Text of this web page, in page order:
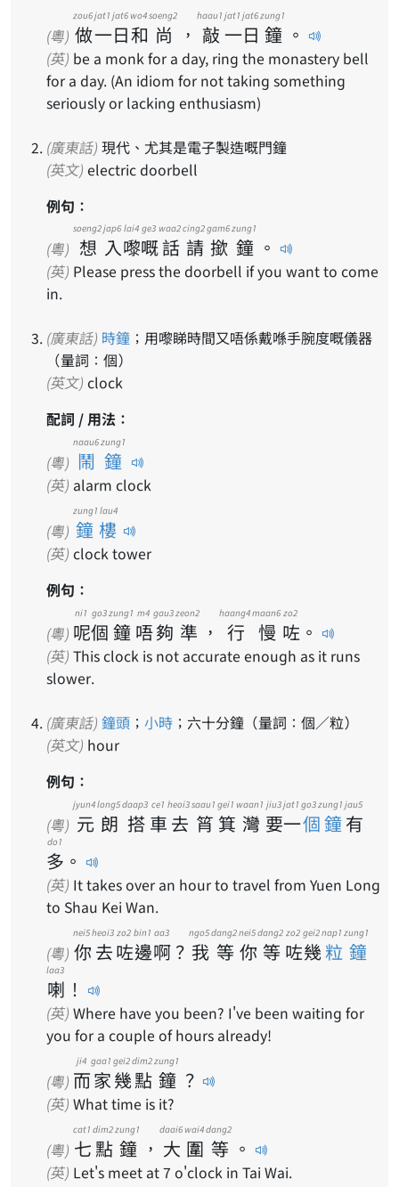
(粵) 做
zou6
一
jat1
日
jat6
和
wo4
尚
soeng2
， 敲
haau1
一
jat1
日
jat6
鐘
zung1
。
(英) be a monk for a day, ring the monastery bell
for a day. (An idiom for not taking something
seriously or lacking enthusiasm)
(廣東話) 現代、尤其是電子製造嘅門鐘
(英文) electric doorbell
例句：
(粵) 想
soeng2
入
jap6
嚟
lai4
嘅
ge3
話
waa2
請
cing2
撳
gam6
鐘
zung1
。
(英) Please press the doorbell if you want to come
in.
(廣東話) 時鐘 ；用嚟睇時間又唔係戴喺手腕度嘅儀器
（量詞：個）
(英文) clock
配詞 / 用法：
(粵) 鬧鐘
naau6 zung1
(英) alarm clock
(粵) 鐘樓
zung1 lau4
(英) clock tower
例句：
(粵) 呢
ni1
個
go3
鐘
zung1
唔
m4
夠
gau3
準
zeon2
， 行
haang4
慢
maan6
咗
zo2
。
(英) This clock is not accurate enough as it runs
slower.
(廣東話) 鐘頭 ； 小時 ；六十分鐘（量詞：個／粒）
(英文) hour
例句：
(粵) 元
jyun4
朗
long5
搭
daap3
車
ce1
去
heoi3
筲
saau1
箕
gei1
灣
waan1
要
jiu3
一
jat1
個鐘
go3 zung1
有
jau5
多
do1
。
(英) It takes over an hour to travel from Yuen Long
to Shau Kei Wan.
(粵) 你
nei5
去
heoi3
咗
zo2
邊
bin1
啊
aa3
？ 我
ngo5
等
dang2
你
nei5
等
dang2
咗
zo2
幾
gei2
粒鐘
nap1 zung1
喇
laa3
！
(英) Where have you been? I've been waiting for
you for a couple of hours already!
(粵) 而
ji4
家
gaa1
幾
gei2
點
dim2
鐘
zung1
？
(英) What time is it?
(粵) 七
cat1
點
dim2
鐘
zung1
， 大
daai6
圍
wai4
等
dang2
。
(英) Let's meet at 7 o'clock in Tai Wai.